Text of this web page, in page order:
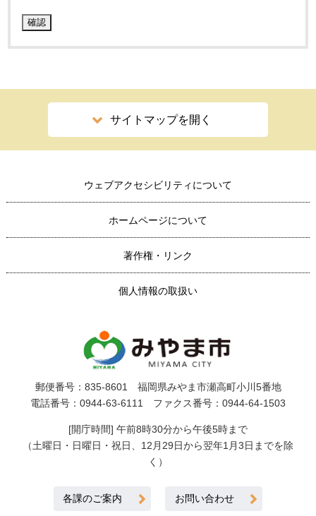
サイトマップを開く
ウェブアクセシビリティについて
ホームページについて
著作権・リンク
個人情報の取扱い
郵便番号：835-8601 福岡県みやま市瀬高町小川5番地
電話番号：0944-63-6111 ファクス番号：0944-64-1503
[開庁時間] 午前8時30分から午後5時まで
（土曜日・日曜日・祝日、12月29日から翌年1月3日までを除
く）
各課のご案内 お問い合わせ